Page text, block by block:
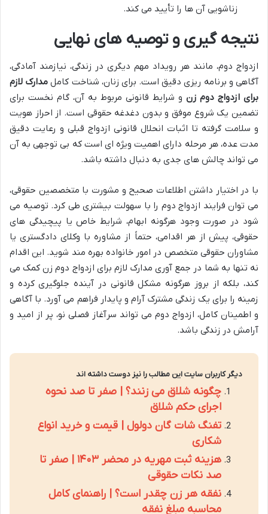
زناشویی آن ها را تأیید می کند.
نتیجه گیری و توصیه های نهایی
ازدواج دوم، مانند هر رویداد مهم دیگری در زندگی، نیازمند آمادگی،
آگاهی و برنامه ریزی دقیق است. برای زنان، شناخت کامل مدارک لازم
برای ازدواج دوم زن و شرایط قانونی مربوط به آن، گام نخست برای
تضمین یک شروع موفق و بدون دغدغه حقوقی است. از احراز هویت
و سلامت گرفته تا اثبات انحلال قانونی ازدواج قبلی و رعایت دقیق
مدت عده، هر مرحله دارای اهمیت ویژه ای است که بی توجهی به آن
می تواند چالش های جدی به دنبال داشته باشد.
با در اختیار داشتن اطلاعات صحیح و مشورت با متخصصین حقوقی،
می توان فرایند ازدواج دوم را با سهولت بیشتری طی کرد. توصیه می
شود در صورت وجود هرگونه ابهام، شرایط خاص یا پیچیدگی های
حقوقی، پیش از هر اقدامی، حتماً از مشاوره با وکلای دادگستری یا
مشاوران حقوقی متخصص در امور خانواده بهره مند شوید. این اقدام
نه تنها به شما در جمع آوری مدارک لازم برای ازدواج دوم زن کمک می
کند، بلکه از بروز هرگونه مشکل قانونی در آینده جلوگیری کرده و
زمینه را برای یک زندگی مشترک آرام و پایدار فراهم می آورد. با آگاهی
و اطمینان کامل، ازدواج دوم می تواند سرآغاز فصلی نو، پر از امید و
آرامش در زندگی باشد.
دیگر کاربران سایت این مطالب را نیز دوست داشته اند
چگونه شلاق می زنند؟ | صفر تا صد نحوه
اجرای حکم شلاق
تفنگ شات گان دولول | قیمت و خرید انواع
شکاری
هزینه ثبت مهریه در محضر ۱۴۰۳ | صفر تا
صد نکات حقوقی
نفقه هر زن چقدر است؟ | راهنمای کامل
محاسبه مبلغ نفقه